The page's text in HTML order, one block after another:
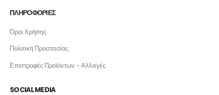
ΠΛΗΡΟΦΟΡΙΕΣ
Όροι Χρήσης
Πολιτική Προστασίας
Επιστροφές Προϊόντων - Αλλαγές
SOCIAL MEDIA